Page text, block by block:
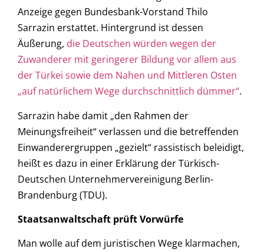
Anzeige gegen Bundesbank-Vorstand Thilo
Sarrazin erstattet. Hintergrund ist dessen
Äußerung, die Deutschen würden wegen der
Zuwanderer mit geringerer Bildung vor allem aus
der Türkei sowie dem Nahen und Mittleren Osten
„auf natürlichem Wege durchschnittlich dümmer“.
Sarrazin habe damit „den Rahmen der
Meinungsfreiheit“ verlassen und die betreffenden
Einwanderergruppen „gezielt“ rassistisch beleidigt,
heißt es dazu in einer Erklärung der Türkisch-
Deutschen Unternehmervereinigung Berlin-
Brandenburg (TDU).
Staatsanwaltschaft prüft Vorwürfe
Man wolle auf dem juristischen Wege klarmachen,